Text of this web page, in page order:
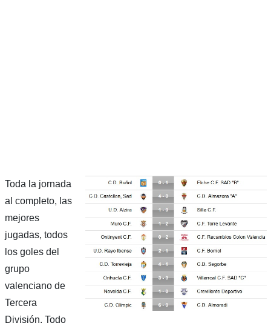
Toda la jornada
al completo, las
mejores
jugadas, todos
los goles del
grupo
valenciano de
Tercera
División. Todo